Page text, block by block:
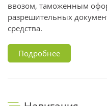
ввозом, таможенным
разрешительных
средства.
Подробнее